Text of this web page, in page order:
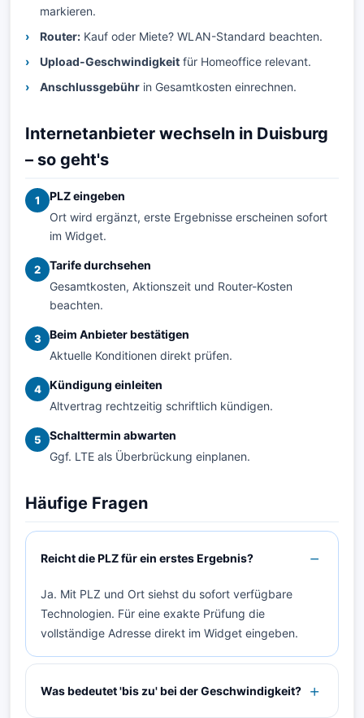
markieren.
Router: Kauf oder Miete? WLAN-Standard beachten.
Upload-Geschwindigkeit für Homeoffice relevant.
Anschlussgebühr in Gesamtkosten einrechnen.
Internetanbieter wechseln in Duisburg
– so geht's
1
PLZ eingeben
Ort wird ergänzt, erste Ergebnisse erscheinen sofort
im Widget.
2
Tarife durchsehen
Gesamtkosten, Aktionszeit und Router-Kosten
beachten.
3
Beim Anbieter bestätigen
Aktuelle Konditionen direkt prüfen.
4
Kündigung einleiten
Altvertrag rechtzeitig schriftlich kündigen.
5
Schalttermin abwarten
Ggf. LTE als Überbrückung einplanen.
Häufige Fragen
Reicht die PLZ für ein erstes Ergebnis?
Ja. Mit PLZ und Ort siehst du sofort verfügbare
Technologien. Für eine exakte Prüfung die
vollständige Adresse direkt im Widget eingeben.
Was bedeutet 'bis zu' bei der Geschwindigkeit?